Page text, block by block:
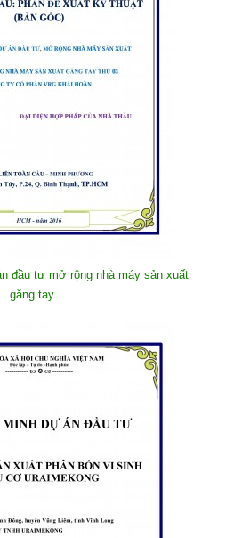
đầu tư mở rộng nhà máy sản xuất
găng tay